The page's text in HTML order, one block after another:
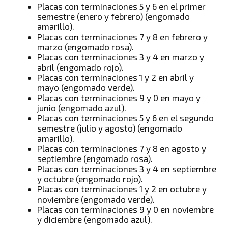
Placas con terminaciones 5 y 6 en el primer
semestre (enero y febrero) (engomado
amarillo).
Placas con terminaciones 7 y 8 en febrero y
marzo (engomado rosa).
Placas con terminaciones 3 y 4 en marzo y
abril (engomado rojo).
Placas con terminaciones 1 y 2 en abril y
mayo (engomado verde).
Placas con terminaciones 9 y 0 en mayo y
junio (engomado azul).
Placas con terminaciones 5 y 6 en el segundo
semestre (julio y agosto) (engomado
amarillo).
Placas con terminaciones 7 y 8 en agosto y
septiembre (engomado rosa).
Placas con terminaciones 3 y 4 en septiembre
y octubre (engomado rojo).
Placas con terminaciones 1 y 2 en octubre y
noviembre (engomado verde).
Placas con terminaciones 9 y 0 en noviembre
y diciembre (engomado azul).